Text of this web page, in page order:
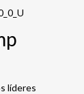
líderes